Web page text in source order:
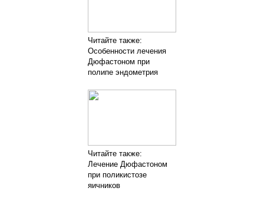
Читайте также:
Особенности лечения
Дюфастоном при
полипе эндометрия
Читайте также:
Лечение Дюфастоном
при поликистозе
яичников